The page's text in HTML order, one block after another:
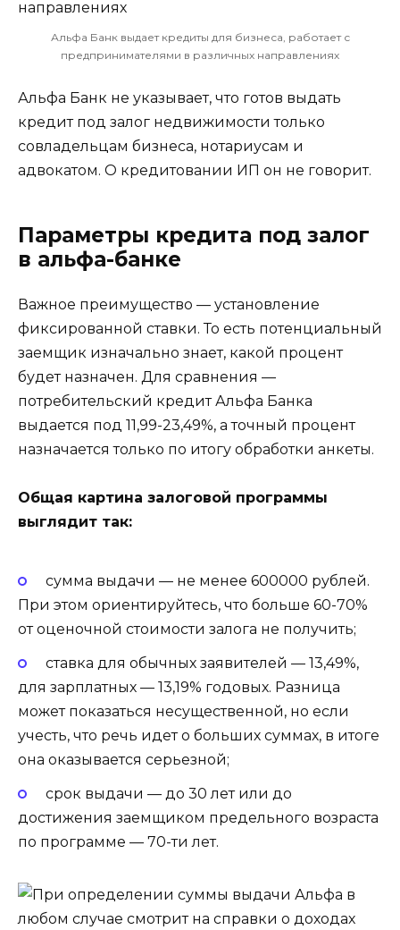
Альфа Банк выдает кредиты для бизнеса, работает с
предпринимателями в различных направлениях
Альфа Банк не указывает, что готов выдать
кредит под залог недвижимости только
совладельцам бизнеса, нотариусам и
адвокатом. О кредитовании ИП он не говорит.
Параметры кредита под залог
в альфа-банке
Важное преимущество — установление
фиксированной ставки. То есть потенциальный
заемщик изначально знает, какой процент
будет назначен. Для сравнения —
потребительский кредит Альфа Банка
выдается под 11,99-23,49%, а точный процент
назначается только по итогу обработки анкеты.
Общая картина залоговой программы
выглядит так:
сумма выдачи — не менее 600000 рублей.
При этом ориентируйтесь, что больше 60-70%
от оценочной стоимости залога не получить;
ставка для обычных заявителей — 13,49%,
для зарплатных — 13,19% годовых. Разница
может показаться несущественной, но если
учесть, что речь идет о больших суммах, в итоге
она оказывается серьезной;
срок выдачи — до 30 лет или до
достижения заемщиком предельного возраста
по программе — 70-ти лет.